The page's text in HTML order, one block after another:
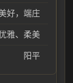
好，端庄
雅、柔美
阳平